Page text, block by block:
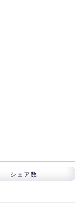
シェア数